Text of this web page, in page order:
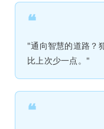
❝
"通向智慧的道路？
比上次少一点。"
❝